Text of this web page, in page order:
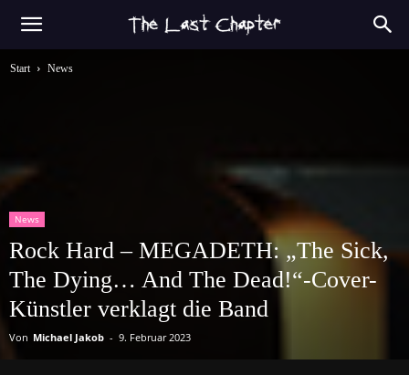
Start News
News
Rock Hard – MEGADETH: „The Sick,
The Dying… And The Dead!“-Cover-
Künstler verklagt die Band
Von Michael Jakob - 9. Februar 2023